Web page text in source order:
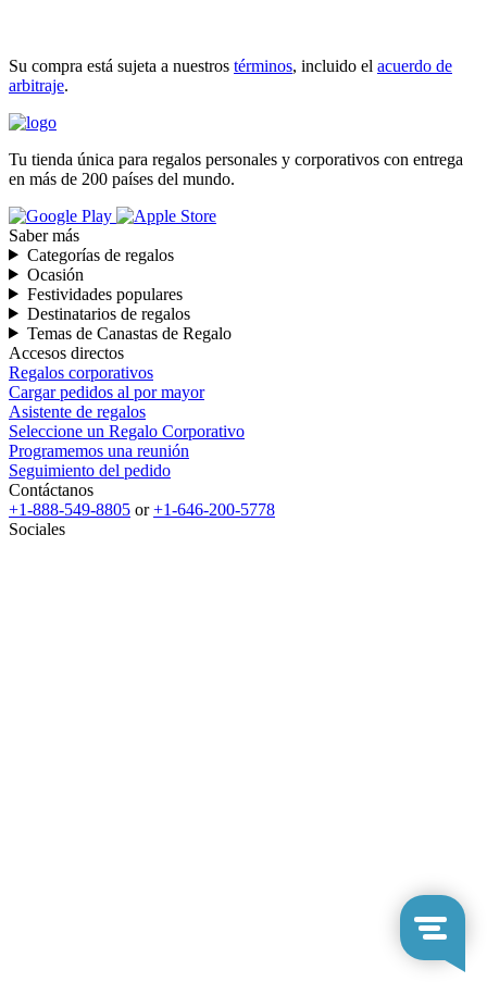
Su compra está sujeta a nuestros términos, incluido el acuerdo de
arbitraje.
Tu tienda única para regalos personales y corporativos con entrega
en más de 200 países del mundo.
Saber más
Categorías de regalos
Ocasión
Festividades populares
Destinatarios de regalos
Temas de Canastas de Regalo
Accesos directos
Regalos corporativos
Cargar pedidos al por mayor
Asistente de regalos
Seleccione un Regalo Corporativo
Programemos una reunión
Seguimiento del pedido
Contáctanos
+1-888-549-8805 or+1-646-200-5778
Sociales